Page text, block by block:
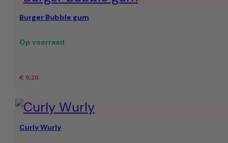
Burger Bubble gum
Op voorraad
€ 0,20
Curly Wurly